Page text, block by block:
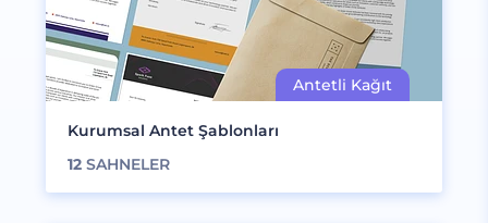
Kurumsal Antet Şablonları
12 SAHNELER